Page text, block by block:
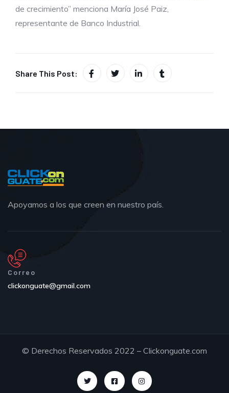
de crecimiento” menciona María José Paiz,
representante de Banco Industrial.
Share This Post:
Apoyamos a los que creen en nuestro país.
Correo
clickonguate@gmail.com
© Derechos Reservados 2022 – Clickonguate.com